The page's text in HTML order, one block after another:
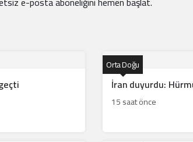
İran duyurdu:
Orta Doğu
15 saat önce